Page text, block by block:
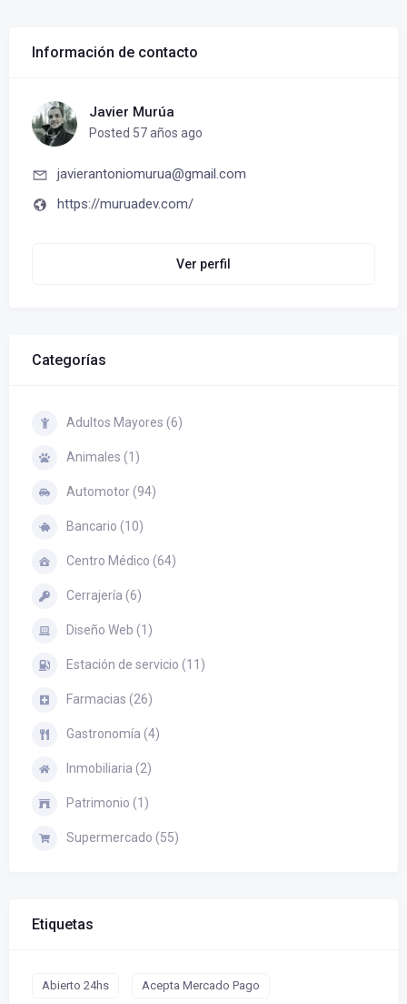
Información de contacto
Javier Murúa
Posted 57 años ago
javierantoniomurua@gmail.com
https://muruadev.com/
Ver perfil
Categorías
Adultos Mayores (6)
Animales (1)
Automotor (94)
Bancario (10)
Centro Médico (64)
Cerrajería (6)
Diseño Web (1)
Estación de servicio (11)
Farmacias (26)
Gastronomía (4)
Inmobiliaria (2)
Patrimonio (1)
Supermercado (55)
Etiquetas
Abierto 24hs Acepta Mercado Pago